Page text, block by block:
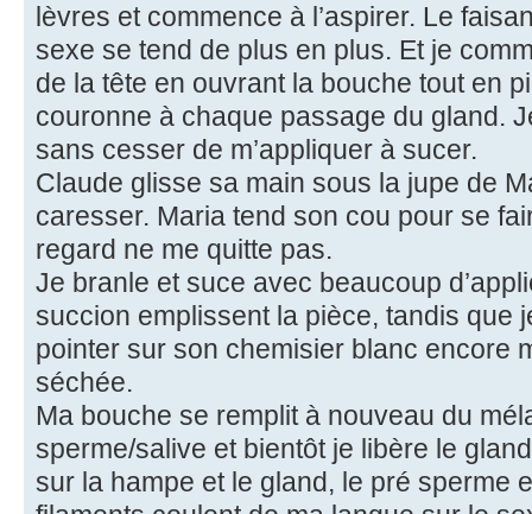
lèvres et commence à l’aspirer. Le
sexe se tend de plus en plus. Et je
de la tête en ouvrant la bouche tout en
couronne à chaque passage du gland.
sans cesser de m’appliquer à sucer.
Claude glisse sa main sous la jupe de
caresser. Maria tend son cou pour se
regard ne me quitte pas.
Je branle et suce avec beaucoup
succion emplissent la pièce, tandis que
pointer sur son chemisier blanc encore
séchée.
Ma bouche se remplit à nouveau du
sperme/salive et bientôt je libère le
sur la hampe et le gland, le pré sperme